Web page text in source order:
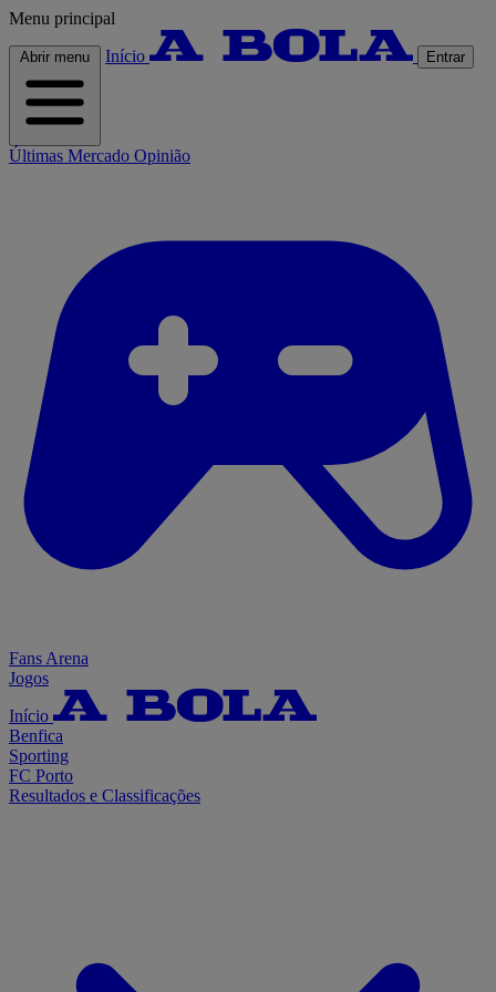
Menu principal
Abrir menu Início Entrar
Últimas Mercado Opinião
Fans Arena
Jogos
Início
Benfica
Sporting
FC Porto
Resultados e Classificações